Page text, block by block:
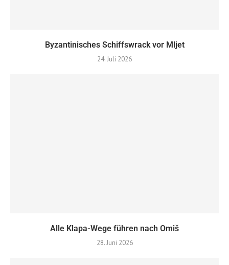
Byzantinisches Schiffswrack vor Mljet
24. Juli 2026
Alle Klapa-Wege führen nach Omiš
28. Juni 2026